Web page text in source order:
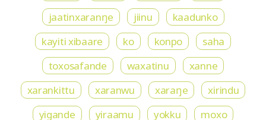
jaatinxaranŋe
jiinu
kaadunko
kayiti xibaare
ko konpo
saha
toxosafande
waxatinu
xanne
xarankittu
xaranwu xaraŋe
xirindu
yigande
yiraamu yokku
moxo